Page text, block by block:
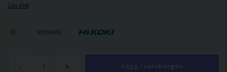
Läs mer
60355001
- +